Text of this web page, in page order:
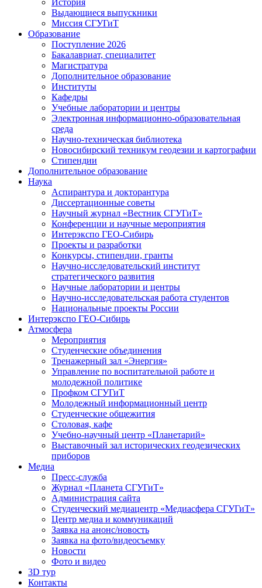
История
Выдающиеся выпускники
Миссия СГУГиТ
Образование
Поступление 2026
Бакалавриат, специалитет
Магистратура
Дополнительное образование
Институты
Кафедры
Учебные лаборатории и центры
Электронная информационно-образовательная
среда
Научно-техническая библиотека
Новосибирский техникум геодезии и картографии
Стипендии
Дополнительное образование
Наука
Аспирантура и докторантура
Диссертационные советы
Научный журнал «Вестник СГУГиТ»
Конференции и научные мероприятия
Интерэкспо ГЕО-Сибирь
Проекты и разработки
Конкурсы, стипендии, гранты
Научно-исследовательский институт
стратегического развития
Научные лаборатории и центры
Научно-исследовательская работа студентов
Национальные проекты России
Интерэкспо ГЕО-Сибирь
Атмосфера
Мероприятия
Студенческие объединения
Тренажерный зал «Энергия»
Управление по воспитательной работе и
молодежной политике
Профком СГУГиТ
Молодежный информационный центр
Студенческие общежития
Столовая, кафе
Учебно-научный центр «Планетарий»
Выставочный зал исторических геодезических
приборов
Медиа
Пресс-служба
Журнал «Планета СГУГиТ»
Администрация сайта
Студенческий медиацентр «Медиасфера СГУГиТ»
Центр медиа и коммуникаций
Заявка на анонс/новость
Заявка на фото/видеосъемку
Новости
Фото и видео
3D тур
Контакты